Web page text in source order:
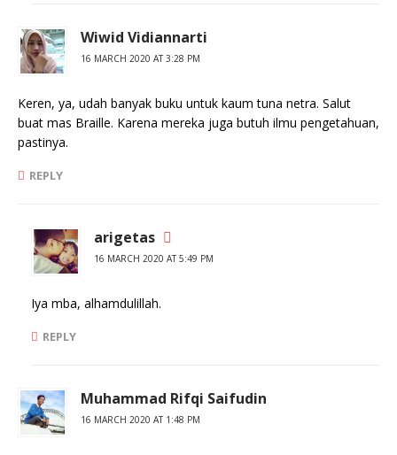
Wiwid Vidiannarti
16 MARCH 2020 AT 3:28 PM
Keren, ya, udah banyak buku untuk kaum tuna netra. Salut
buat mas Braille. Karena mereka juga butuh ilmu pengetahuan,
pastinya.
REPLY
arigetas
16 MARCH 2020 AT 5:49 PM
Iya mba, alhamdulillah.
REPLY
Muhammad Rifqi Saifudin
16 MARCH 2020 AT 1:48 PM